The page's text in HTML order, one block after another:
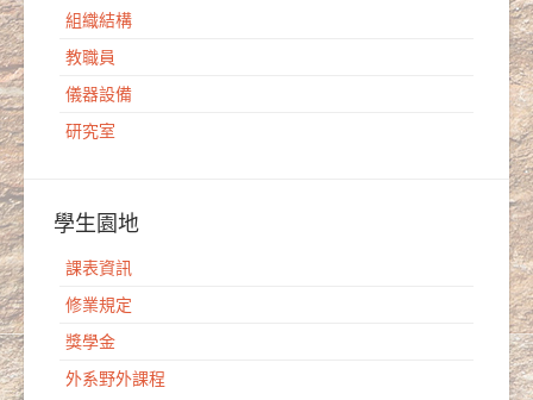
組織結構
教職員
儀器設備
研究室
學生園地
課表資訊
修業規定
獎學金
外系野外課程